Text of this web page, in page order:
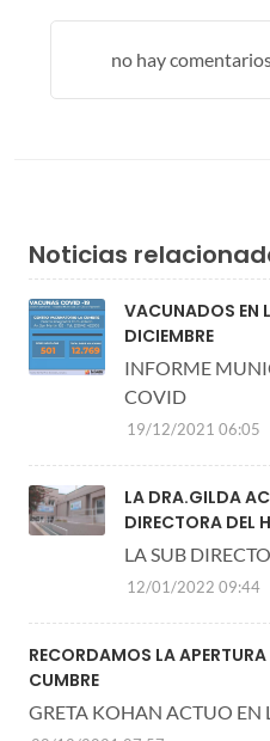
no hay
Noticias
VACUNADOS EN
DICIEMBRE
INFORME
COVID
19/12/2021 06:05
LA DRA.GILDA
DIRECTORA DEL
LA SUB
12/01/2022 09:44
RECORDAMOS LA
CUMBRE
GRETA KOHAN ACTUO EN